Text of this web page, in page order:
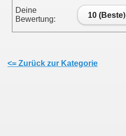
Deine
Bewertung:
10 (Beste)
<= Zurück zur Kategorie